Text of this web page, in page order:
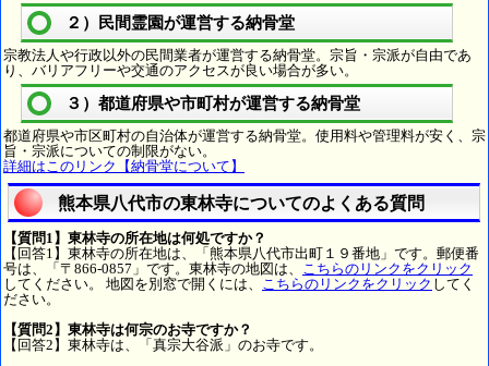
２）民間霊園が運営する納骨堂
宗教法人や行政以外の民間業者が運営する納骨堂。宗旨・宗派が自由であ
り、バリアフリーや交通のアクセスが良い場合が多い。
３）都道府県や市町村が運営する納骨堂
都道府県や市区町村の自治体が運営する納骨堂。使用料や管理料が安く、宗
旨・宗派についての制限がない。
詳細はこのリンク【納骨堂について】
熊本県八代市の東林寺についてのよくある質問
【質問1】東林寺の所在地は何処ですか？
【回答1】東林寺の所在地は、「熊本県八代市出町１９番地」です。郵便番
号は、「〒866-0857」です。東林寺の地図は、 こちらのリンクをクリック
してください。 地図を別窓で開くには、 こちらのリンクをクリック してく
ださい。
【質問2】東林寺は何宗のお寺ですか？
【回答2】東林寺は、「真宗大谷派」のお寺です。